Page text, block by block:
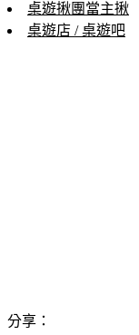
桌遊揪團當主揪
桌遊店 / 桌遊吧
分享：